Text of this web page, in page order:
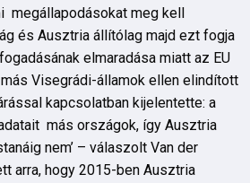
megállapodásokat meg kell
és Ausztria állítólag majd ezt fogja
elmaradása miatt az EU
Visegrádi-államok ellen elindított
kapcsolatban kijelentette: a
más országok, így Ausztria
nem’ – válaszolt Van der
arra, hogy 2015-ben Ausztria